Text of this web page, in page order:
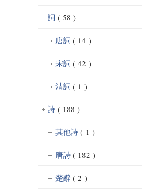
詞 ( 58 )
唐詞 ( 14 )
宋詞 ( 42 )
清詞 ( 1 )
詩 ( 188 )
其他詩 ( 1 )
唐詩 ( 182 )
楚辭 ( 2 )